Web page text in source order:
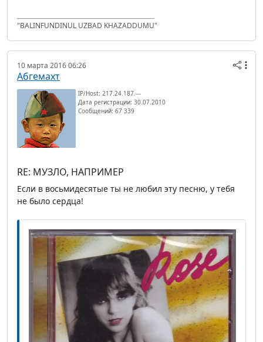
"BALINFUNDINUL UZBAD KHAZADDUMU"
10 марта 2016 06:26
Абгемахт
IP/Host: 217.24.187.---
Дата регистрации: 30.07.2010
Сообщений: 67 339
RE: МУЗЛО, НАПРИМЕР
Если в восьмидесятые ты не любил эту песню, у тебя
не было сердца!